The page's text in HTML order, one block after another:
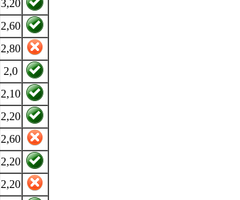
3,20
2,60
2,80
2,0
2,10
2,20
2,60
2,20
2,20